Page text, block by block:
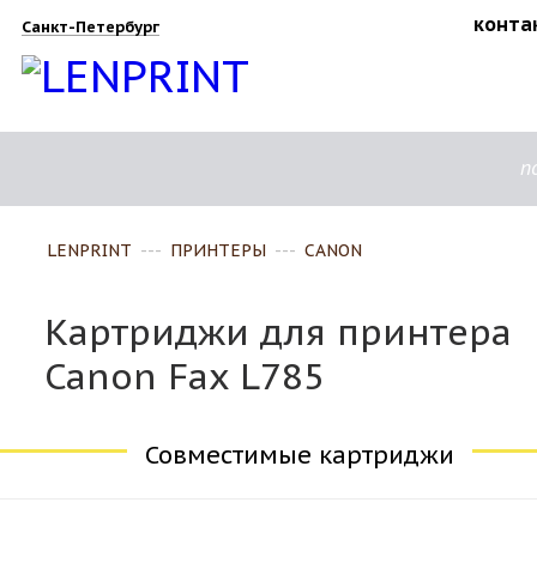
Санкт-Петербург
LENPRINT --- ПРИНТЕРЫ --- CANON
Картриджи для принтера
Canon Fax L785
Совместимые картриджи